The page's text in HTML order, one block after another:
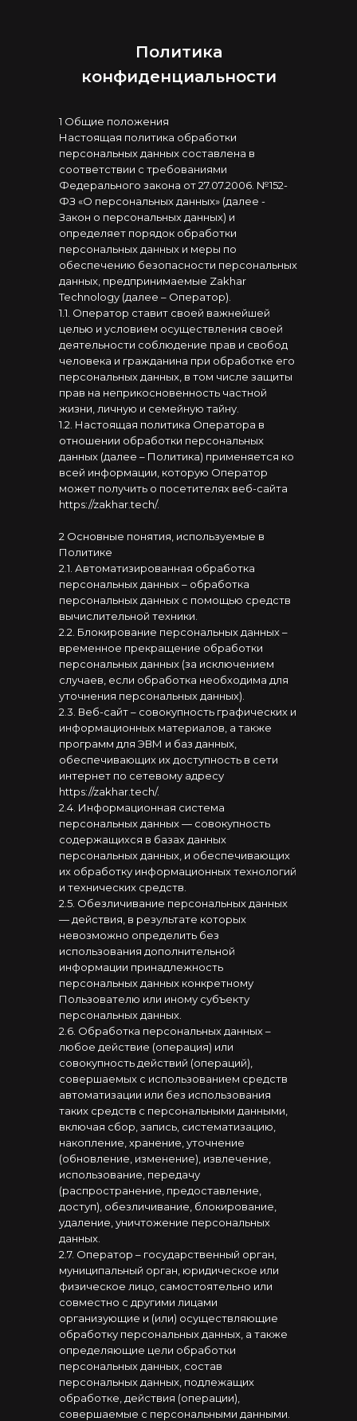
Политика
конфиденциальности
1 Общие положения
Настоящая политика обработки
персональных данных составлена в
соответствии с требованиями
Федерального закона от 27.07.2006. №152-
ФЗ «О персональных данных» (далее -
Закон о персональных данных) и
определяет порядок обработки
персональных данных и меры по
обеспечению безопасности персональных
данных, предпринимаемые Zakhar
Technology (далее – Оператор).
1.1. Оператор ставит своей важнейшей
целью и условием осуществления своей
деятельности соблюдение прав и свобод
человека и гражданина при обработке его
персональных данных, в том числе защиты
прав на неприкосновенность частной
жизни, личную и семейную тайну.
1.2. Настоящая политика Оператора в
отношении обработки персональных
данных (далее – Политика) применяется ко
всей информации, которую Оператор
может получить о посетителях веб-сайта
https://zakhar.tech/.
2 Основные понятия, используемые в
Политике
2.1. Автоматизированная обработка
персональных данных – обработка
персональных данных с помощью средств
вычислительной техники.
2.2. Блокирование персональных данных –
временное прекращение обработки
персональных данных (за исключением
случаев, если обработка необходима для
уточнения персональных данных).
2.3. Веб-сайт – совокупность графических и
информационных материалов, а также
программ для ЭВМ и баз данных,
обеспечивающих их доступность в сети
интернет по сетевому адресу
https://zakhar.tech/.
2.4. Информационная система
персональных данных — совокупность
содержащихся в базах данных
персональных данных, и обеспечивающих
их обработку информационных технологий
и технических средств.
2.5. Обезличивание персональных данных
— действия, в результате которых
невозможно определить без
использования дополнительной
информации принадлежность
персональных данных конкретному
Пользователю или иному субъекту
персональных данных.
2.6. Обработка персональных данных –
любое действие (операция) или
совокупность действий (операций),
совершаемых с использованием средств
автоматизации или без использования
таких средств с персональными данными,
включая сбор, запись, систематизацию,
накопление, хранение, уточнение
(обновление, изменение), извлечение,
использование, передачу
(распространение, предоставление,
доступ), обезличивание, блокирование,
удаление, уничтожение персональных
данных.
2.7. Оператор – государственный орган,
муниципальный орган, юридическое или
физическое лицо, самостоятельно или
совместно с другими лицами
организующие и (или) осуществляющие
обработку персональных данных, а также
определяющие цели обработки
персональных данных, состав
персональных данных, подлежащих
обработке, действия (операции),
совершаемые с персональными данными.